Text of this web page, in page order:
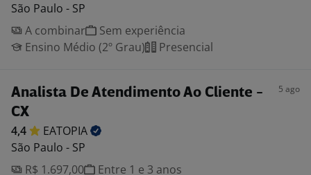
São Paulo - SP
A combinar
Sem experiência
Ensino Médio (2º Grau)
Presencial
Analista De Atendimento Ao Cliente -
CX
5 ago
4,4
EATOPIA
São Paulo - SP
R$ 1.697,00
Entre 1 e 3 anos